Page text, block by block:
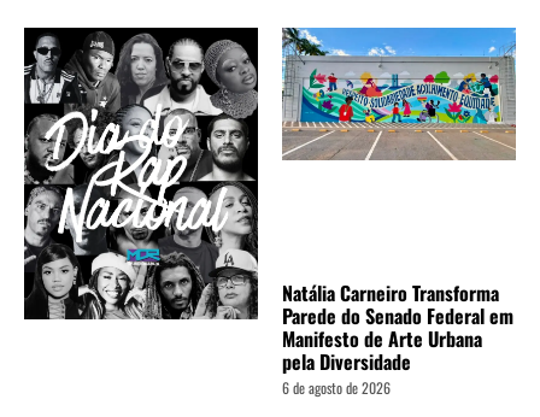
Natália Carneiro Transforma
Parede do Senado Federal em
Manifesto de Arte Urbana
pela Diversidade
6 de agosto de 2026